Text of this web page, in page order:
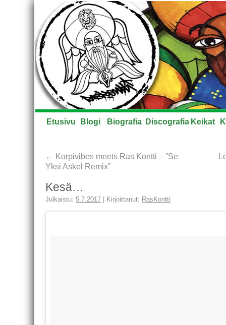
Etusivu Blogi Biografia Discografia Keikat
← Korpivibes meets Ras Kontti – ”Se
Yksi Askel Remix”
Kesä…
Julkaistu: 5.7.2017 Kirjoittanut: RasKontti